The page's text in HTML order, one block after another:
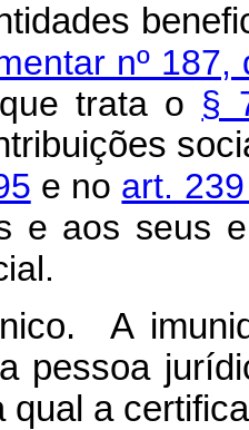
nº 187,
trata o §
e no art.
e aos seus
A
pessoa
qual a